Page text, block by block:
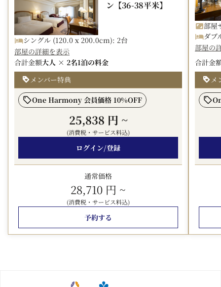
も多数いただいています。
また、シャワー部分には、髪にボリューム、肌にハリ・ツ
ヤを与えると言われる、「マイクロバブルシャワーヘッ
ド」を使用。直径0.1マイクロナノメートル（マイクロバ
ブルの500分の1）の超微細な気泡が毛穴の奥まで入りこ
み、お肌の汚れを優しく洗い流してくれます。京都散策を
楽しんだあとは、ぜひ当ホテル自慢のバスルームで心身共
に旅の疲れを癒してください。
※ツインルームに3名様1室、トリプルルーム4名様1室でご
宿泊の場合、1名様はエキストラベッドでのご利用となり
※小学生以上のお子様は、大人と同じご宿泊料金を頂戴い
※未就学のお子様は、添い寝の場合、無料でご宿泊いただ
けます(大人1名様につき1名様まで)。
※JALクーポンでのご精算について、釣銭は出ませんので
※「J-SMART」プラン以外はJMBホテル加算は対象外と
ン【36-38平米】
シングル (120.0 x 200.0cm): 2台
部屋の詳細を表示
合計金額大人 × 2名1泊の料金
メンバー特典
One Harmony 会員価格 10%OFF
25,838 円 ~
(消費税・サービス料込)
ログイン/登録
通常価格
28,710 円 ~
(消費税・サービス料込)
予約する
部屋
ダブ
部屋の
合計金
メ